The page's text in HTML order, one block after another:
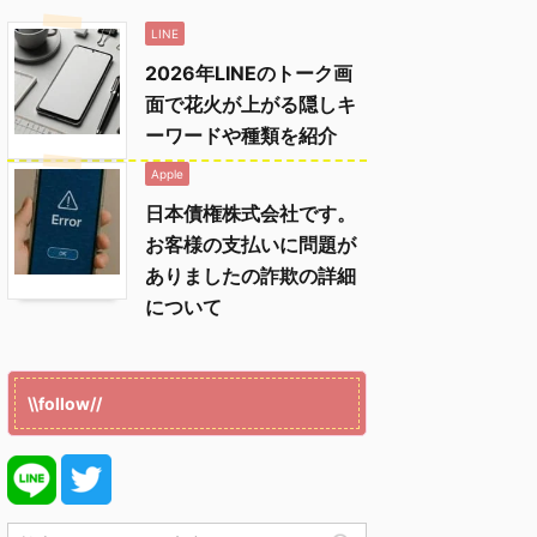
LINE
2026年LINEのトーク画
面で花火が上がる隠しキ
ーワードや種類を紹介
Apple
日本債権株式会社です。
お客様の支払いに問題が
ありましたの詐欺の詳細
について
\\follow//